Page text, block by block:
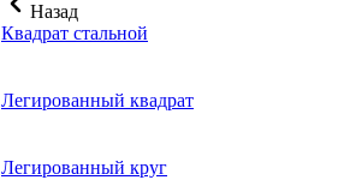
Назад
Квадрат стальной
Легированный квадрат
Легированный круг